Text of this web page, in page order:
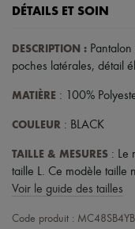
Chapeaux
Tech & Style de vie
Gants
Tous les produits
Colliers
Bagues
Beauté
Tous les produits
Bougies & Parfums
DÉTAILS ET SOIN
DESCRIPTION :
poches latérales, détail
MATIÈRE : 100%
COULEUR : BLACK
TAILLE & MESURES : Le
taille L. Ce modèle taille
Voir le guide des tailles
Code produit :